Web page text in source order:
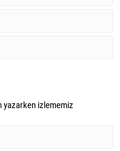
yazarken izlememiz